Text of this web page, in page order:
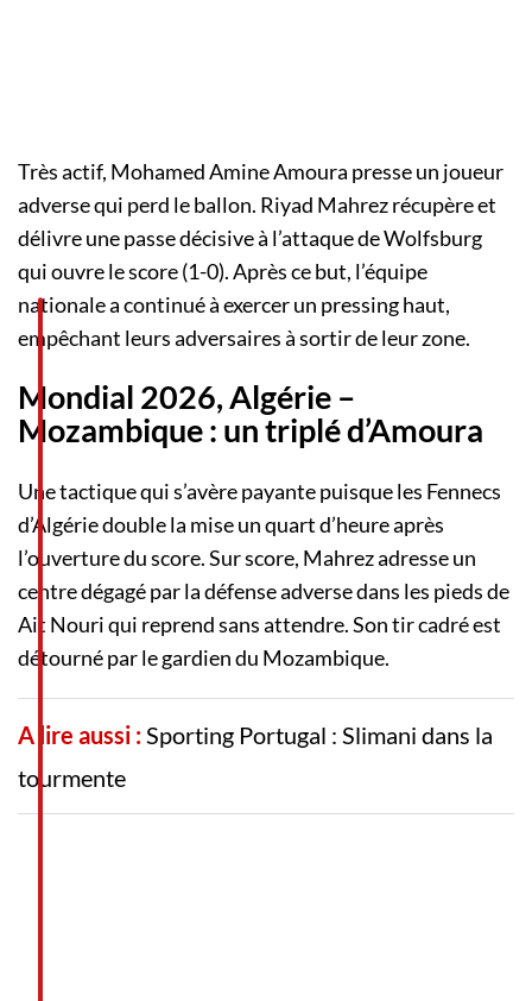
Très actif, Mohamed Amine Amoura presse un joueur
adverse qui perd le ballon. Riyad Mahrez récupère et
délivre une passe décisive à l’attaque de Wolfsburg
qui ouvre le score (1-0). Après ce but, l’équipe
nationale a continué à exercer un pressing haut,
empêchant leurs adversaires à sortir de leur zone.
Mondial 2026, Algérie –
Mozambique : un triplé d’Amoura
Une tactique qui s’avère payante puisque les Fennecs
d’Algérie double la mise un quart d’heure après
l’ouverture du score. Sur score, Mahrez adresse un
centre dégagé par la défense adverse dans les pieds de
Ait Nouri qui reprend sans attendre. Son tir cadré est
détourné par le gardien du Mozambique.
A lire aussi : Sporting Portugal : Slimani dans la
tourmente